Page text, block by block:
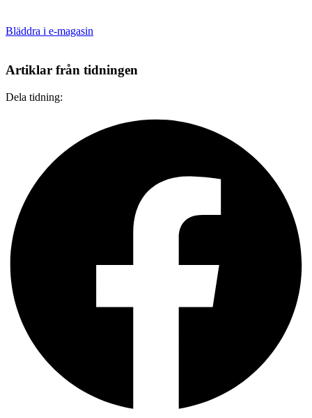
Bläddra i e-magasin
Artiklar från tidningen
Dela tidning: